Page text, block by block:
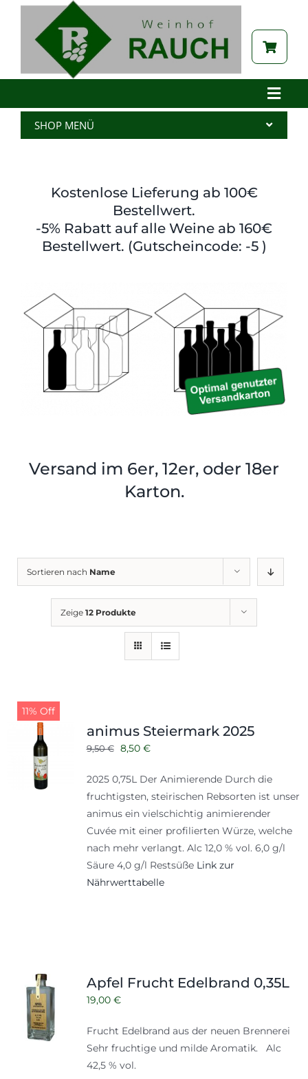
Zum
springen
Toggle
Brennerei
Tabak
Shop
SHOP MENÜ
Edelbrand
Kernöl
Tabak
Zubehör
Kostenlose Lieferung ab 100€
Bestellwert.
-5% Rabatt auf alle Weine ab 160€
Bestellwert. (Gutscheincode: -5 )
Versand im 6er, 12er, oder 18er
Karton.
Sortieren nach Name
Zeige 12 Produkte
11% Off
animus Steiermark 2025
9,50€ Ursprünglicher
war:
9,50 €
8,50 €Aktueller
ist:
8,50 €.
2025 0,75L Der Animierende Durch die
fruchtigsten, steirischen Rebsorten ist unser
animus ein vielschichtig animierender
Cuvée mit einer profilierten Würze, welche
nach mehr verlangt. Alc 12,0 % vol. 6,0 g/l
Säure 4,0 g/l Restsüße Link zur
Nährwerttabelle
Apfel Frucht Edelbrand 0,35L
19,00 €
Frucht Edelbrand aus der neuen Brennerei
Sehr fruchtige und milde Aromatik. Alc
42,5 % vol.